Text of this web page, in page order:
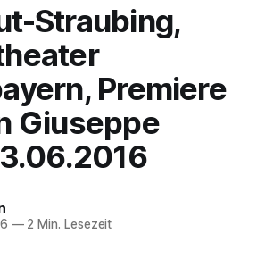
Straubing,
Premiere
Giuseppe
—2 Min. Lesezeit